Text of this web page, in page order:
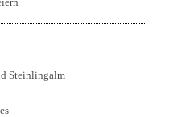
Steinlingalm